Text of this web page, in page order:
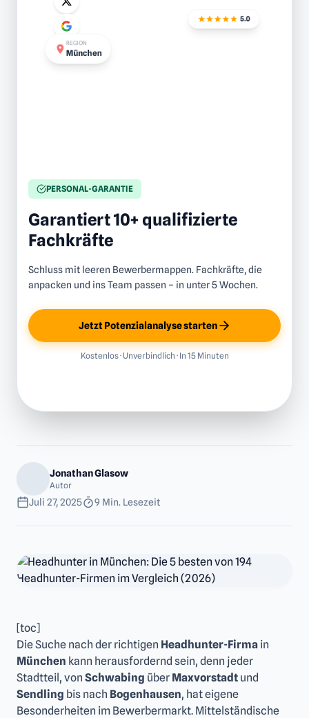
REGION
München
5.0
PERSONAL-GARANTIE
Garantiert 10+ qualifizierte
Fachkräfte
Schluss mit leeren Bewerbermappen. Fachkräfte, die
anpacken und ins Team passen – in unter 5 Wochen.
Jetzt Potenzialanalyse starten
Kostenlos · Unverbindlich · In 15 Minuten
Jonathan Glasow
Autor
Juli 27, 2025 9 Min. Lesezeit
[toc]
Die Suche nach der richtigen Headhunter-Firma in
München kann herausfordernd sein, denn jeder
Stadtteil, von Schwabing über Maxvorstadt und
Sendling bis nach Bogenhausen, hat eigene
Besonderheiten im Bewerbermarkt. Mittelständische